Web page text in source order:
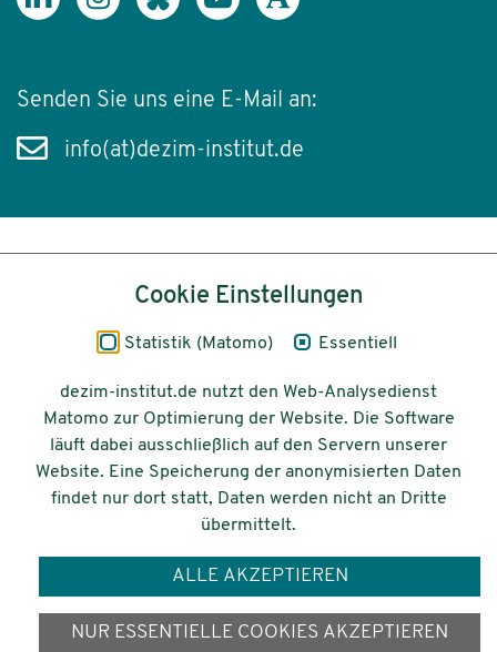
Senden Sie uns eine E-Mail an:
info(at)dezim-institut.de
Impressum
Datenschutz
Barrierefreiheit
© 2026 Deutsches Zentrum für
Integrations-
und Migrationsforschung DeZIM e.V.
Cookie Einstellungen
Statistik (Matomo) Essentiell
dezim-institut.de nutzt den Web-Analysedienst
Matomo zur Optimierung der Website. Die Software
läuft dabei ausschließlich auf den Servern unserer
Website. Eine Speicherung der anonymisierten Daten
findet nur dort statt, Daten werden nicht an Dritte
übermittelt.
ALLE AKZEPTIEREN
NUR ESSENTIELLE COOKIES AKZEPTIEREN